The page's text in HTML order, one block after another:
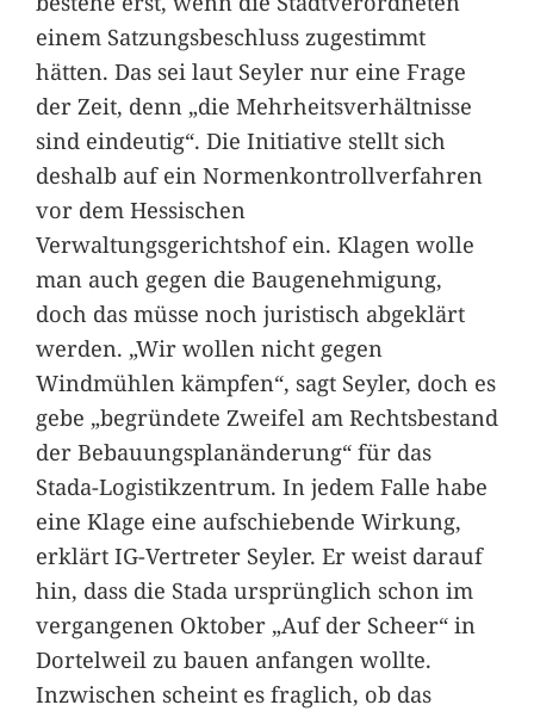
einem Satzungsbeschluss zugestimmt
hätten. Das sei laut Seyler nur eine Frage
der Zeit, denn „die Mehrheitsverhältnisse
sind eindeutig“. Die Initiative stellt sich
deshalb auf ein Normenkontrollverfahren
vor dem Hessischen
Verwaltungsgerichtshof ein. Klagen wolle
man auch gegen die Baugenehmigung,
doch das müsse noch juristisch abgeklärt
werden. „Wir wollen nicht gegen
Windmühlen kämpfen“, sagt Seyler, doch es
gebe „begründete Zweifel am Rechtsbestand
der Bebauungsplanänderung“ für das
Stada-Logistikzentrum. In jedem Falle habe
eine Klage eine aufschiebende Wirkung,
erklärt IG-Vertreter Seyler. Er weist darauf
hin, dass die Stada ursprünglich schon im
vergangenen Oktober „Auf der Scheer“ in
Dortelweil zu bauen anfangen wollte.
Inzwischen scheint es fraglich, ob das